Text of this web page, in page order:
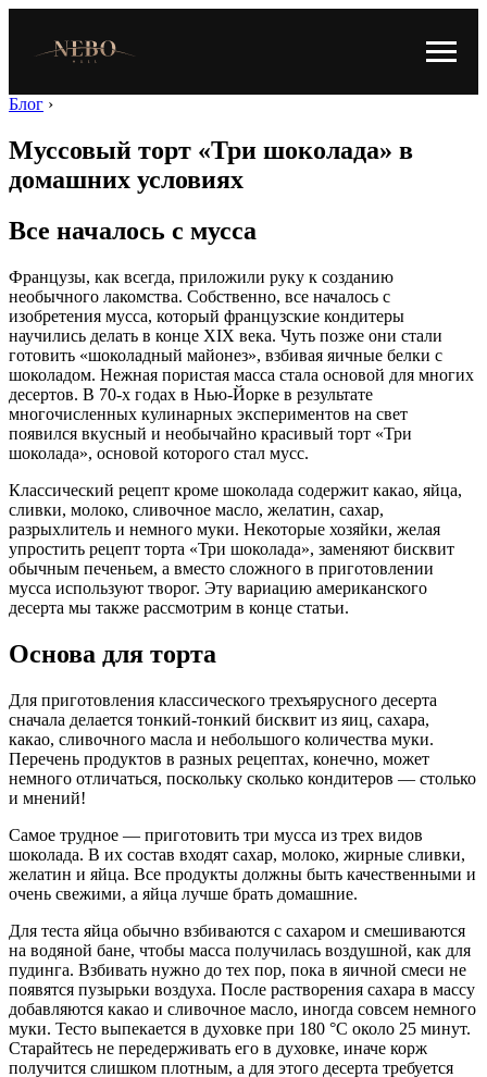
Блог ›
Муссовый торт «Три шоколада» в
домашних условиях
Все началось с мусса
Французы, как всегда, приложили руку к созданию
необычного лакомства. Собственно, все началось с
изобретения мусса, который французские кондитеры
научились делать в конце XIX века. Чуть позже они стали
готовить «шоколадный майонез», взбивая яичные белки с
шоколадом. Нежная пористая масса стала основой для многих
десертов. В 70-х годах в Нью-Йорке в результате
многочисленных кулинарных экспериментов на свет
появился вкусный и необычайно красивый торт «Три
шоколада», основой которого стал мусс.
Классический рецепт кроме шоколада содержит какао, яйца,
сливки, молоко, сливочное масло, желатин, сахар,
разрыхлитель и немного муки. Некоторые хозяйки, желая
упростить рецепт торта «Три шоколада», заменяют бисквит
обычным печеньем, а вместо сложного в приготовлении
мусса используют творог. Эту вариацию американского
десерта мы также рассмотрим в конце статьи.
Основа для торта
Для приготовления классического трехъярусного десерта
сначала делается тонкий-тонкий бисквит из яиц, сахара,
какао, сливочного масла и небольшого количества муки.
Перечень продуктов в разных рецептах, конечно, может
немного отличаться, поскольку сколько кондитеров — столько
и мнений!
Самое трудное — приготовить три мусса из трех видов
шоколада. В их состав входят сахар, молоко, жирные сливки,
желатин и яйца. Все продукты должны быть качественными и
очень свежими, а яйца лучше брать домашние.
Для теста яйца обычно взбиваются с сахаром и смешиваются
на водяной бане, чтобы масса получилась воздушной, как для
пудинга. Взбивать нужно до тех пор, пока в яичной смеси не
появятся пузырьки воздуха. После растворения сахара в массу
добавляются какао и сливочное масло, иногда совсем немного
муки. Тесто выпекается в духовке при 180 °C около 25 минут.
Старайтесь не передерживать его в духовке, иначе корж
получится слишком плотным, а для этого десерта требуется